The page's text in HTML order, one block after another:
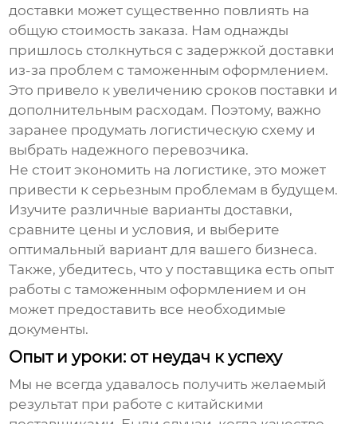
доставки может существенно повлиять на
общую стоимость заказа. Нам однажды
пришлось столкнуться с задержкой доставки
из-за проблем с таможенным оформлением.
Это привело к увеличению сроков поставки и
дополнительным расходам. Поэтому, важно
заранее продумать логистическую схему и
выбрать надежного перевозчика.
Не стоит экономить на логистике, это может
привести к серьезным проблемам в будущем.
Изучите различные варианты доставки,
сравните цены и условия, и выберите
оптимальный вариант для вашего бизнеса.
Также, убедитесь, что у поставщика есть опыт
работы с таможенным оформлением и он
может предоставить все необходимые
документы.
Опыт и уроки: от неудач к успеху
Мы не всегда удавалось получить желаемый
результат при работе с китайскими